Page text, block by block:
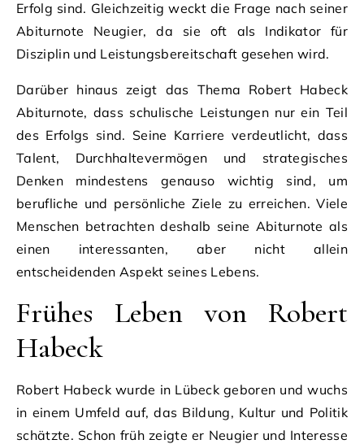
Erfolg sind. Gleichzeitig weckt die Frage nach seiner
Abiturnote Neugier, da sie oft als Indikator für
Disziplin und Leistungsbereitschaft gesehen wird.
Darüber hinaus zeigt das Thema Robert Habeck
Abiturnote, dass schulische Leistungen nur ein Teil
des Erfolgs sind. Seine Karriere verdeutlicht, dass
Talent, Durchhaltevermögen und strategisches
Denken mindestens genauso wichtig sind, um
berufliche und persönliche Ziele zu erreichen. Viele
Menschen betrachten deshalb seine Abiturnote als
einen interessanten, aber nicht allein
entscheidenden Aspekt seines Lebens.
Frühes Leben von Robert
Habeck
Robert Habeck wurde in Lübeck geboren und wuchs
in einem Umfeld auf, das Bildung, Kultur und Politik
schätzte. Schon früh zeigte er Neugier und Interesse